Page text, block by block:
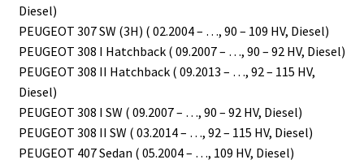
Diesel)
PEUGEOT 307 SW (3H) ( 02.2004 – …, 90 – 109 HV, Diesel)
PEUGEOT 308 I Hatchback ( 09.2007 – …, 90 – 92 HV, Diesel)
PEUGEOT 308 II Hatchback ( 09.2013 – …, 92 – 115 HV,
Diesel)
PEUGEOT 308 I SW ( 09.2007 – …, 90 – 92 HV, Diesel)
PEUGEOT 308 II SW ( 03.2014 – …, 92 – 115 HV, Diesel)
PEUGEOT 407 Sedan ( 05.2004 – …, 109 HV, Diesel)